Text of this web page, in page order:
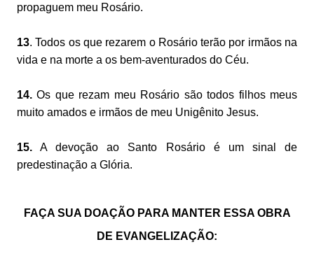
propaguem meu Rosário.
13. Todos os que rezarem o Rosário terão por irmãos na
vida e na morte a os bem-aventurados do Céu.
14.Os que rezam meu Rosário são todos filhos meus
muito amados e irmãos de meu Unigênito Jesus.
15. A devoção ao Santo Rosário é um sinal de
predestinação a Glória.
FAÇA SUA DOAÇÃO PARA MANTER ESSA OBRA
DE EVANGELIZAÇÃO: